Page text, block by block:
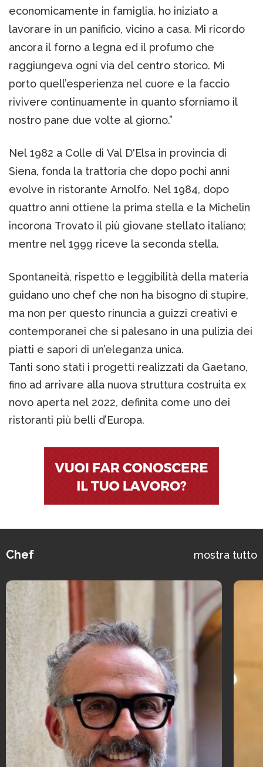
economicamente in famiglia, ho iniziato a
lavorare in un panificio, vicino a casa. Mi ricordo
ancora il forno a legna ed il profumo che
raggiungeva ogni via del centro storico. Mi
porto quell’esperienza nel cuore e la faccio
rivivere continuamente in quanto sforniamo il
nostro pane due volte al giorno.”
Nel 1982 a Colle di Val D'Elsa in provincia di
Siena, fonda la trattoria che dopo pochi anni
evolve in ristorante Arnolfo. Nel 1984, dopo
quattro anni ottiene la prima stella e la Michelin
incorona Trovato il più giovane stellato italiano;
mentre nel 1999 riceve la seconda stella.
Spontaneità, rispetto e leggibilità della materia
guidano uno chef che non ha bisogno di stupire,
ma non per questo rinuncia a guizzi creativi e
contemporanei che si palesano in una pulizia dei
piatti e sapori di un’eleganza unica.
Tanti sono stati i progetti realizzati da Gaetano,
fino ad arrivare alla nuova struttura costruita ex
novo aperta nel 2022, definita come uno dei
ristoranti più belli d’Europa.
Chef mostra tutto